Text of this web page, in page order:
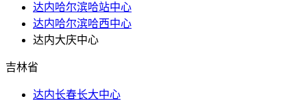
达内哈尔滨哈站中心
达内哈尔滨哈西中心
达内大庆中心
吉林省
达内长春长大中心